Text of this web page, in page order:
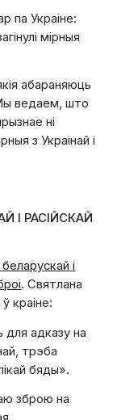
па Украіне:
мірныя
абараняюць
ведаем, што
ні
з Украінай і
І РАСІЙСКАЙ
беларускай і
. Святлана
краіне:
для адказу на
трэба
бяды».
зброю на